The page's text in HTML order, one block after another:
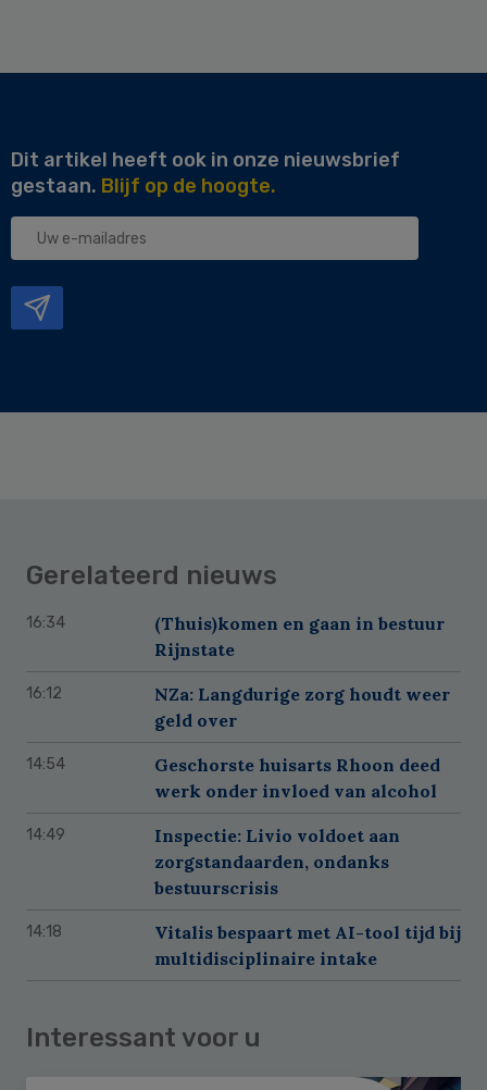
Dit artikel heeft ook in onze nieuwsbrief
gestaan. Blijf op de hoogte.
Uw
Gerelateerd nieuws
16:34
(Thuis)komen en gaan in bestuur
Rijnstate
16:12
NZa: Langdurige zorg houdt weer
geld over
14:54
Geschorste huisarts Rhoon deed
werk onder invloed van alcohol
14:49
Inspectie: Livio voldoet aan
zorgstandaarden, ondanks
bestuurscrisis
14:18
Vitalis bespaart met AI-tool tijd bij
multidisciplinaire intake
Interessant voor u